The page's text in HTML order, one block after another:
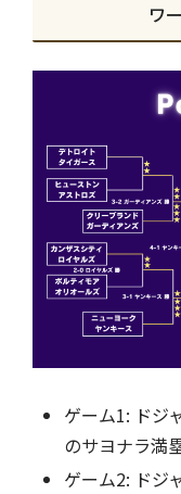
ワ
ゲーム1: ドジ
のサヨナラ満
ゲーム2: ドジ